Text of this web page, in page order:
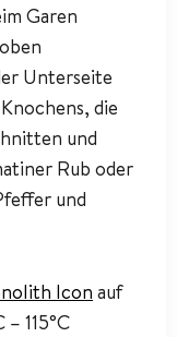
Garen
Unterseite
die
und
Rub oder
und
Iconauf
115°C